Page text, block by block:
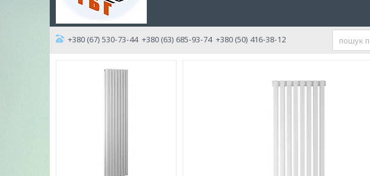
+380 (67) 530-73-44 +380 (63) 685-93-74 +380 (50) 416-38-12